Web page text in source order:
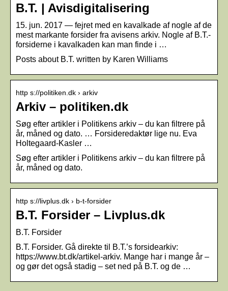
B.T. | Avisdigitalisering
15. jun. 2017 — fejret med en kavalkade af nogle af de
mest markante forsider fra avisens arkiv. Nogle af B.T.-
forsiderne i kavalkaden kan man finde i …
Posts about B.T. written by Karen Williams
http s://politiken.dk › arkiv
Arkiv – politiken.dk
Søg efter artikler i Politikens arkiv – du kan filtrere på
år, måned og dato. … Forsideredaktør lige nu. Eva
Holtegaard-Kasler …
Søg efter artikler i Politikens arkiv – du kan filtrere på
år, måned og dato.
http s://livplus.dk › b-t-forsider
B.T. Forsider – Livplus.dk
B.T. Forsider
B.T. Forsider. Gå direkte til B.T.’s forsidearkiv:
https://www.bt.dk/artikel-arkiv. Mange har i mange år –
og gør det også stadig – set ned på B.T. og de …